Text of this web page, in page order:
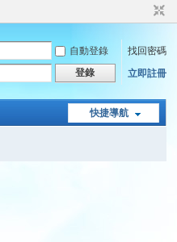
自動登錄
找回密碼
登錄 立即註冊
快捷導航